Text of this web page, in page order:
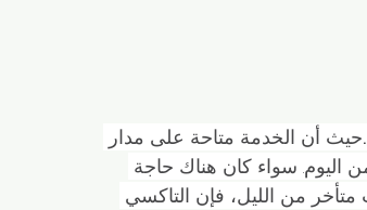
حيث أن الخدمة متاحة على مدار
اليوم. سواء كان هناك حاجة
من الليل، فإن التاكسي